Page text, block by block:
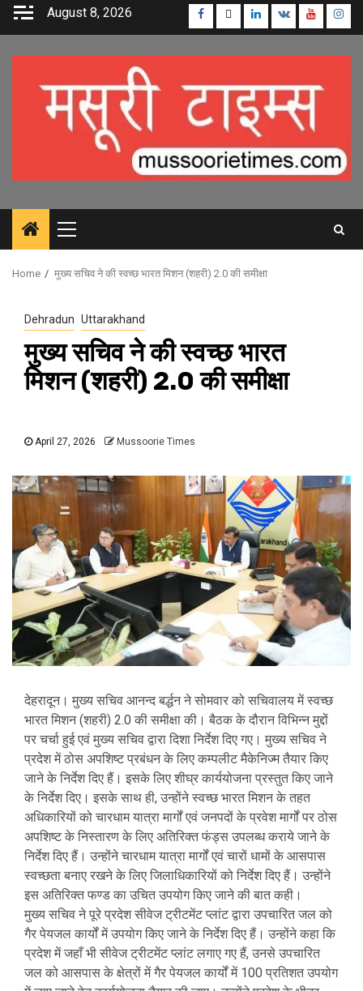
Skip
August 8, 2026 Facebook
TwitterLinkedin
VK Youtube
Primary
Menu
Home मुख्य सचिव ने की स्वच्छ भारत मिशन (शहरी) 2.0 की समीक्षा
Dehradun Uttarakhand
मुख्य सचिव ने की स्वच्छ भारत
मिशन (शहरी) 2.0 की समीक्षा
April 27, 2026 Mussoorie Times
देहरादून। मुख्य सचिव आनन्द बर्द्धन ने सोमवार को सचिवालय में स्वच्छ
भारत मिशन (शहरी) 2.0 की समीक्षा की। बैठक के दौरान विभिन्न मुद्दों
पर चर्चा हुई एवं मुख्य सचिव द्वारा दिशा निर्देश दिए गए। मुख्य सचिव ने
प्रदेश में ठोस अपशिष्ट प्रबंधन के लिए कम्पलीट मैकेनिज्म तैयार किए
जाने के निर्देश दिए हैं। इसके लिए शीघ्र कार्ययोजना प्रस्तुत किए जाने
के निर्देश दिए। इसके साथ ही, उन्होंने स्वच्छ भारत मिशन के तहत
अधिकारियों को चारधाम यात्रा मार्गों एवं जनपदों के प्रवेश मार्गों पर ठोस
अपशिष्ट के निस्तारण के लिए अतिरिक्त फंड्स उपलब्ध कराये जाने के
निर्देश दिए हैं। उन्होंने चारधाम यात्रा मार्गों एवं चारों धामों के आसपास
स्वच्छता बनाए रखने के लिए जिलाधिकारियों को निर्देश दिए हैं। उन्होंने
इस अतिरिक्त फण्ड का उचित उपयोग किए जाने की बात कही।
मुख्य सचिव ने पूरे प्रदेश सीवेज ट्रीटमेंट प्लांट द्वारा उपचारित जल को
गैर पेयजल कार्यों में उपयोग किए जाने के निर्देश दिए हैं। उन्होंने कहा कि
प्रदेश में जहाँ भी सीवेज ट्रीटमेंट प्लांट लगाए गए हैं, उनसे उपचारित
जल को आसपास के क्षेत्रों में गैर पेयजल कार्यों में 100 प्रतिशत उपयोग